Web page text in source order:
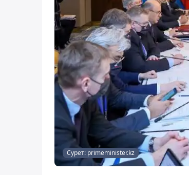
Сурет: primeminister.kz